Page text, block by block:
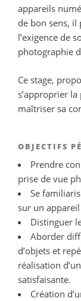
appareils
de bon sens, il
l’exigence de
photographie
Ce stage,
s’approprier
maîtriser sa
OBJECTIFS
Prendre
prise de vue
Se
sur un
Distinguer
Aborder
d’objets et
réalisation
satisfaisante.
Création